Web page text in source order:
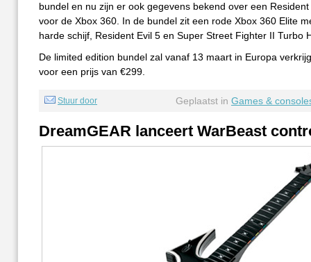
bundel en nu zijn er ook gegevens bekend over een
voor de Xbox 360. In de bundel zit een rode Xbox 360 Elite
harde schijf, Resident Evil 5 en Super Street Fighter II Turbo
De limited edition bundel zal vanaf 13 maart in Europa
voor een prijs van €299.
Stuur door Geplaatst in Games &
DreamGEAR lanceert WarBeast